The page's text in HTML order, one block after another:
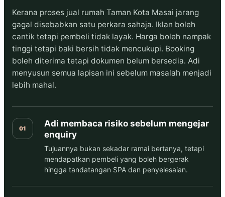
Kerana proses jual rumah Taman Kota Masai jarang
gagal disebabkan satu perkara sahaja. Iklan boleh
cantik tetapi pembeli tidak layak. Harga boleh nampak
tinggi tetapi baki bersih tidak mencukupi. Booking
boleh diterima tetapi dokumen belum bersedia. Adi
menyusun semua lapisan ini sebelum masalah menjadi
lebih mahal.
01
Adi membaca risiko sebelum mengejar
enquiry
Tujuannya bukan sekadar ramai bertanya, tetapi
mendapatkan pembeli yang boleh bergerak
hingga tandatangan SPA dan penyelesaian.